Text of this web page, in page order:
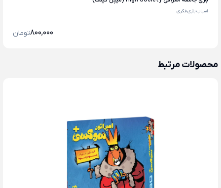
اسباب بازی فکری
800,000تومان
محصولات مرتبط